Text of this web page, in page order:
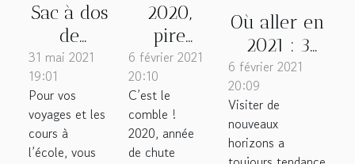
Sac à dos
de
voyage :
pourquoi
choisir ?
31 mai 2021
19:01
Pour vos
voyages et les
cours à
l’école, vous
2020,
pire
année du
tourisme.
6 février 2021
20:10
C’est le
comble !
2020, année
de chute
Où aller en
2021 : 3
destinations
de voyage
malgré la
pandémie
6 février 2021
20:09
Visiter de
nouveaux
horizons a